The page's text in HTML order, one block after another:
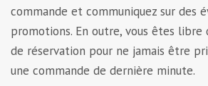
commande et communiquez sur des
promotions. En outre, vous êtes libre
de réservation pour ne jamais être
une commande de dernière minute.